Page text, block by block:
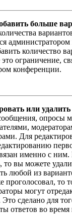
больше
количество
ограничение,
конференции.
или удалить
опросы
Для
именно с
то вы можете
любой из
проголосовал, то
могут
Это сделано для
ответов во время